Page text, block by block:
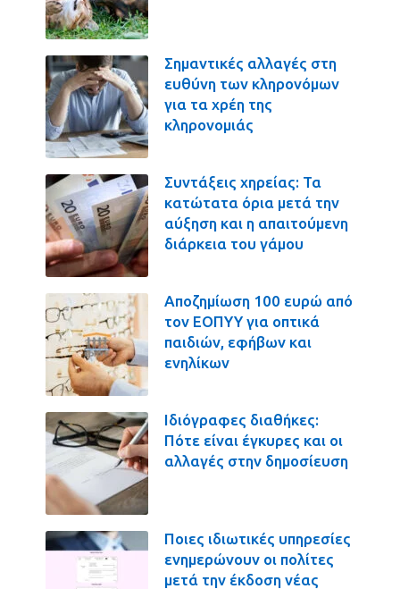
Σημαντικές αλλαγές στη
ευθύνη των κληρονόμων
για τα χρέη της
κληρονομιάς
Συντάξεις χηρείας: Τα
κατώτατα όρια μετά την
αύξηση και η απαιτούμενη
διάρκεια του γάμου
Αποζημίωση 100 ευρώ από
τον ΕΟΠΥΥ για οπτικά
παιδιών, εφήβων και
ενηλίκων
Ιδιόγραφες διαθήκες:
Πότε είναι έγκυρες και οι
αλλαγές στην δημοσίευση
Ποιες ιδιωτικές υπηρεσίες
ενημερώνουν οι πολίτες
μετά την έκδοση νέας